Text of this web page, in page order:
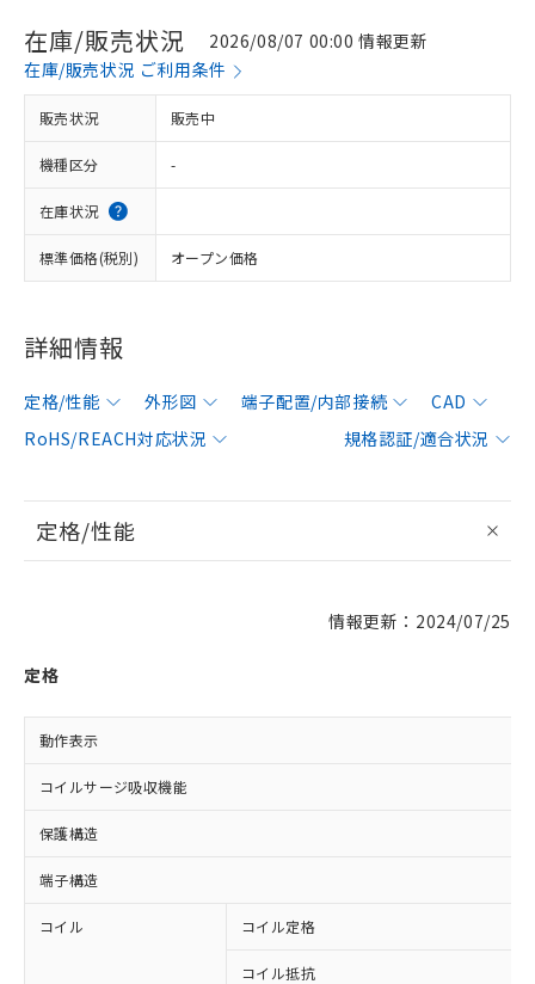
在庫/販売状況
2026/08/07 00:00 情報更新
在庫/販売状況 ご利用条件
販売状況 販売中
機種区分 -
在庫状況
標準価格(税別) オープン価格
詳細情報
定格/性能 外形図 端子配置/内部接続
CAD
RoHS/REACH対応状況
規格認証/適合状況
定格/性能
情報更新：2024/07/25
定格
動作表示
コイルサージ吸収機能
保護構造
端子構造
コイル コイル定格
コイル抵抗